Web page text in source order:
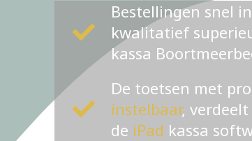
Bestellingen snel
kwalitatief
kassa
De toetsen met
instelbaar, verdeelt
de iPad kassa